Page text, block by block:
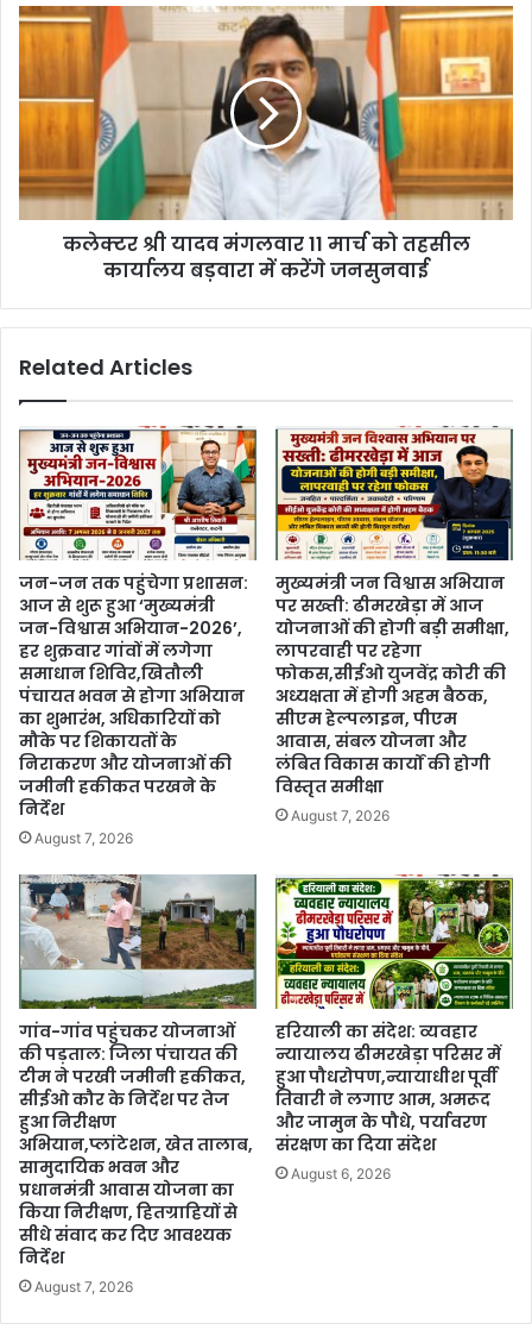
कलेक्टर श्री यादव मंगलवार 11 मार्च को तहसील
कार्यालय बड़वारा में करेंगे जनसुनवाई
Related Articles
जन-जन तक पहुंचेगा प्रशासन:
आज से शुरू हुआ ‘मुख्यमंत्री
जन-विश्वास अभियान-2026’,
हर शुक्रवार गांवों में लगेगा
समाधान शिविर,खितौली
पंचायत भवन से होगा अभियान
का शुभारंभ, अधिकारियों को
मौके पर शिकायतों के
निराकरण और योजनाओं की
जमीनी हकीकत परखने के
निर्देश
August 7, 2026
मुख्यमंत्री जन विश्वास अभियान
पर सख्ती: ढीमरखेड़ा में आज
योजनाओं की होगी बड़ी समीक्षा,
लापरवाही पर रहेगा
फोकस,सीईओ युजवेंद्र कोरी की
अध्यक्षता में होगी अहम बैठक,
सीएम हेल्पलाइन, पीएम
आवास, संबल योजना और
लंबित विकास कार्यों की होगी
विस्तृत समीक्षा
August 7, 2026
गांव-गांव पहुंचकर योजनाओं
की पड़ताल: जिला पंचायत की
टीम ने परखी जमीनी हकीकत,
सीईओ कौर के निर्देश पर तेज
हुआ निरीक्षण
अभियान,प्लांटेशन, खेत तालाब,
सामुदायिक भवन और
प्रधानमंत्री आवास योजना का
किया निरीक्षण, हितग्राहियों से
सीधे संवाद कर दिए आवश्यक
निर्देश
August 7, 2026
हरियाली का संदेश: व्यवहार
न्यायालय ढीमरखेड़ा परिसर में
हुआ पौधरोपण,न्यायाधीश पूर्वी
तिवारी ने लगाए आम, अमरूद
और जामुन के पौधे, पर्यावरण
संरक्षण का दिया संदेश
August 6, 2026